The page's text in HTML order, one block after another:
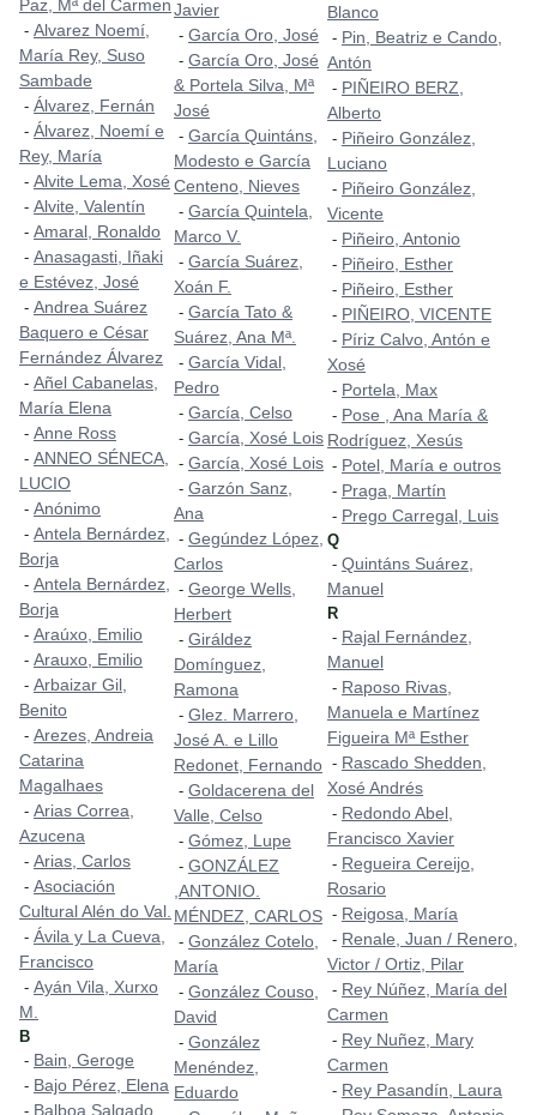
Paz, Mª del Carmen
- Alvarez Noemí,
María Rey, Suso
Sambade
- Álvarez, Fernán
- Álvarez, Noemí e
Rey, María
- Alvite Lema, Xosé
- Alvite, Valentín
- Amaral, Ronaldo
- Anasagasti, Iñaki
e Estévez, José
- Andrea Suárez
Baquero e César
Fernández Álvarez
- Añel Cabanelas,
María Elena
- Anne Ross
- ANNEO SÉNECA,
LUCIO
- Anónimo
- Antela Bernárdez,
Borja
- Antela Bernárdez,
Borja
- Araúxo, Emilio
- Arauxo, Emilio
- Arbaizar Gil,
Benito
- Arezes, Andreia
Catarina
Magalhaes
- Arias Correa,
Azucena
- Arias, Carlos
- Asociación
Cultural Alén do Val.
- Ávila y La Cueva,
Francisco
- Ayán Vila, Xurxo
M.
B
- Bain, Geroge
- Bajo Pérez, Elena
- Balboa Salgado,
Javier
- García Oro, José
- García Oro, José
& Portela Silva, Mª
José
- García Quintáns,
Modesto e García
Centeno, Nieves
- García Quintela,
Marco V.
- García Suárez,
Xoán F.
- García Tato &
Suárez, Ana Mª.
- García Vidal,
Pedro
- García, Celso
- García, Xosé Lois
- García, Xosé Lois
- Garzón Sanz,
Ana
- Gegúndez López,
Carlos
- George Wells,
Herbert
- Giráldez
Domínguez,
Ramona
- Glez. Marrero,
José A. e Lillo
Redonet, Fernando
- Goldacerena del
Valle, Celso
- Gómez, Lupe
- GONZÁLEZ
,ANTONIO.
MÉNDEZ, CARLOS
- González Cotelo,
María
- González Couso,
David
- González
Menéndez,
Eduardo
Blanco
- Pin, Beatriz e Cando,
Antón
- PIÑEIRO BERZ,
Alberto
- Piñeiro González,
Luciano
- Piñeiro González,
Vicente
- Piñeiro, Antonio
- Piñeiro, Esther
- Piñeiro, Esther
- PIÑEIRO, VICENTE
- Píriz Calvo, Antón e
Xosé
- Portela, Max
- Pose , Ana María &
Rodríguez, Xesús
- Potel, María e outros
- Praga, Martín
- Prego Carregal, Luis
Q
- Quintáns Suárez,
Manuel
R
- Rajal Fernández,
Manuel
- Raposo Rivas,
Manuela e Martínez
Figueira Mª Esther
- Rascado Shedden,
Xosé Andrés
- Redondo Abel,
Francisco Xavier
- Regueira Cereijo,
Rosario
- Reigosa, María
- Renale, Juan / Renero,
Victor / Ortiz, Pilar
- Rey Núñez, María del
Carmen
- Rey Nuñez, Mary
Carmen
- Rey Pasandín, Laura